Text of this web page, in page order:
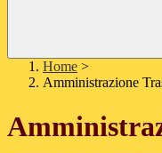
Home >
Amministrazione